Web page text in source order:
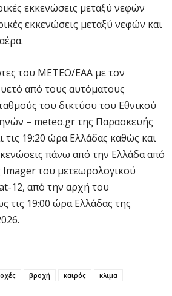
εκκενώσεις μεταξύ νεφών
εκκενώσεις μεταξύ νεφών και
του ΜΕΤΕΟ/ΕΑΑ με τον
από τους αυτόματους
του δικτύου του Εθνικού
– meteo.gr της Παρασκευής
τις 19:20 ώρα Ελλάδας καθώς και
πάνω από την Ελλάδα από
του μετεωρολογικού
12, από την αρχή του
τις 19:00 ώρα Ελλάδας της
βροχή καιρός
κλιμα